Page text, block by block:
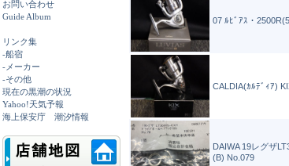
お問い合わせ
Guide Album
リンク集
-船宿
-メーカー
-その他
現在の黒潮の状況
Yahoo!天気予報
海上保安庁 潮汐情報
07 ﾙﾋﾞｱｽ・
CALDIA(ｶﾙﾃﾞｨｱ)
DAIWA 19レグザ
(B) No.079